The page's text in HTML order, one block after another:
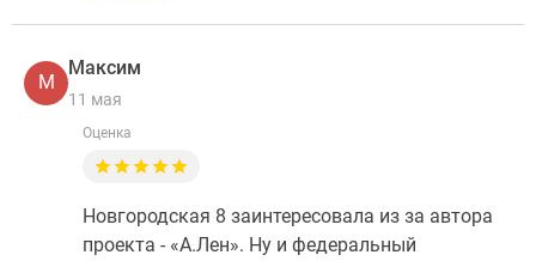
М
Максим
11 мая
Оценка
Новгородская 8 заинтересовала из за автора
проекта - «А.Лен». Ну и федеральный